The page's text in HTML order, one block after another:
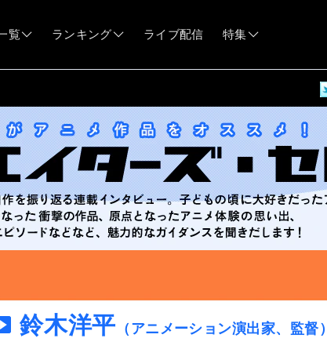
覧 ランキング ライブ配信 特集
鈴木洋平 （アニメーション演出家、監督）